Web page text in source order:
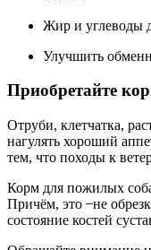
Жир и углеводы
Улучшить
Приобретайте
Отруби, клетчатка,
нагулять хороший
тем, что походы к
Корм для пожилых
Причём, это ̶ не
состояние костей